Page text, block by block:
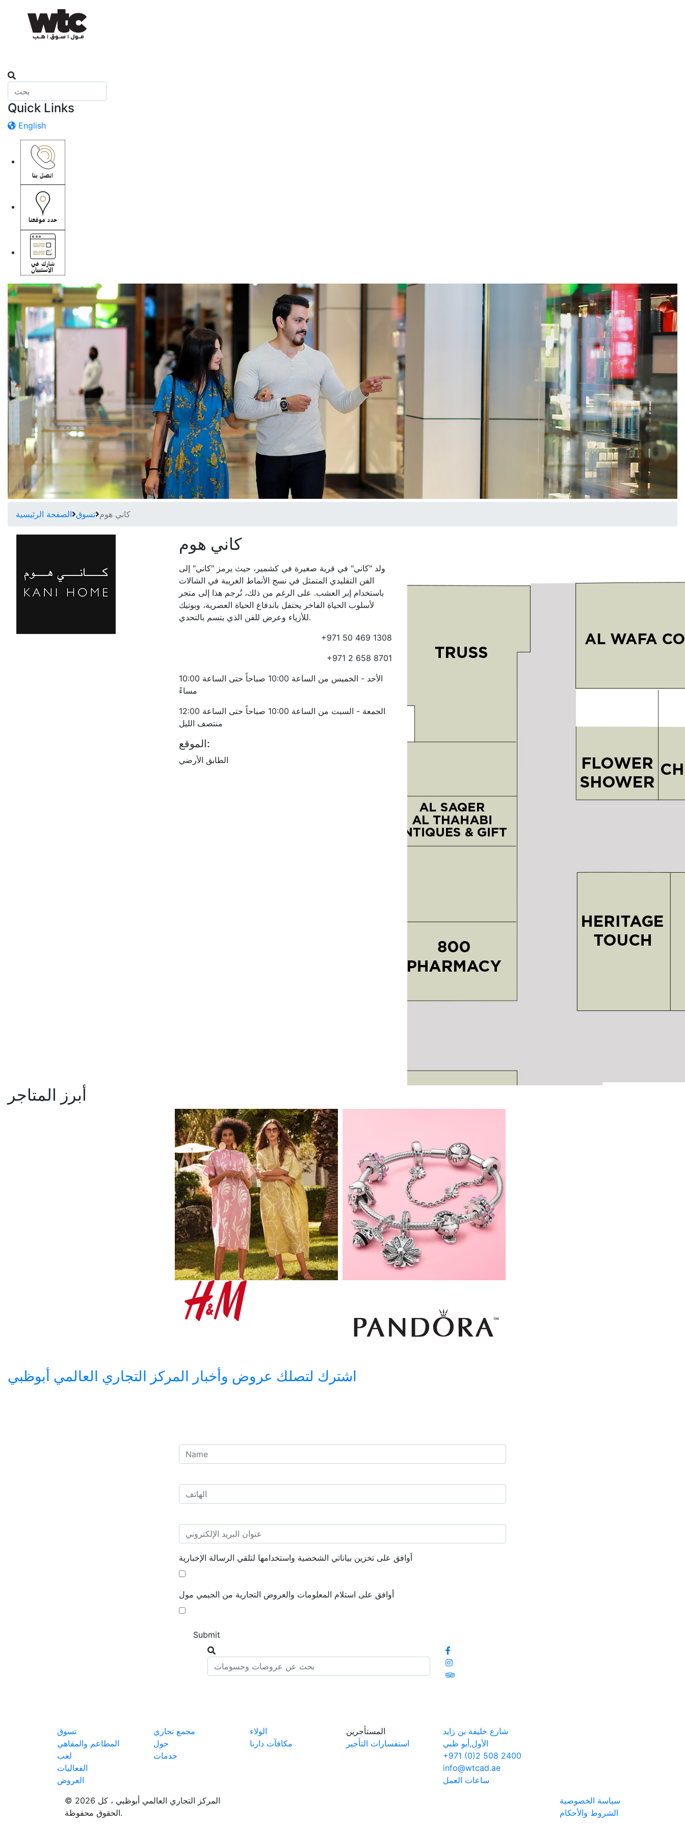
Quick Links
English
الصفحة الرئيسية تسوق كاني هوم
كاني هوم
ولد "كاني" في قرية صغيرة في كشمير، حيث يرمز "كاني" إلى
الفن التقليدي المتمثل في نسج الأنماط الغريبة في الشالات
باستخدام إبر العشب. على الرغم من ذلك، تُرجم هذا إلى متجر
لأسلوب الحياة الفاخر يحتفل باندفاع الحياة العصرية، وبوتيك
للأزياء وعرض للفن الذي يتسم بالتحدي.
+971 50 469 1308
+971 2 658 8701
الأحد - الخميس من الساعة 10:00 صباحاً حتى الساعة 10:00
مساءً
الجمعة - السبت من الساعة 10:00 صباحاً حتى الساعة 12:00
منتصف الليل
الموقع:
الطابق الأرضي
أبرز المتاجر
اشترك لتصلك عروض وأخبار المركز التجاري العالمي أبوظبي
أوافق على تخزين بياناتي الشخصية واستخدامها لتلقي الرسالة الإخبارية
أوافق على استلام المعلومات والعروض التجارية من الجيمي مول
تسوق
المطاعم والمقاهي
لعب
الفعاليات
العروض
مجمع تجاري
حول
خدمات
الولاء
مكافآت دارنا
المستأجرين
استفسارات التأجير
شارع خليفة بن زايد
الأول,أبو ظبي
+971 (0)2 508 2400
info@wtcad.ae
ساعات العمل
© 2026 المركز التجاري العالمي أبوظبي ، كل
الحقوق محفوظة.
سياسة الخصوصية
الشروط والأحكام